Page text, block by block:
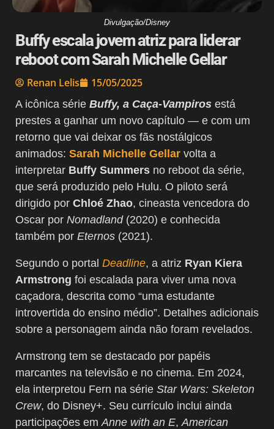
Divulgação/Disney
Buffy escala jovem atriz para liderar
reboot com Sarah Michelle Gellar
Renan Lelis 15/05/2025
A icônica série Buffy, a Caça-Vampiros está
prestes a ganhar um novo capítulo — e com um
retorno que vai deixar os fãs nostálgicos
animados: Sarah Michelle Gellar volta a
interpretar Buffy Summers no reboot da série,
que será produzido pelo Hulu. O piloto será
dirigido por Chloé Zhao, cineasta vencedora do
Oscar por Nomadland(2020) e conhecida
também por Eternos (2021).
Segundo o portal Deadline, a atriz Ryan Kiera
Armstrong foi escalada para viver uma nova
caçadora, descrita como “uma estudante
introvertida do ensino médio”. Detalhes adicionais
sobre a personagem ainda não foram revelados.
Armstrong tem se destacado por papéis
marcantes na televisão e no cinema. Em 2024,
ela interpretou Fern na série Star Wars: Skeleton
Crew, do Disney+. Seu currículo inclui ainda
participações em Anne with an E, American